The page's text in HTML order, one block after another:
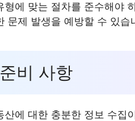
형에 맞는 절차를 준수해야
문제 발생을 예방할 수 있습
비 사항
산에 대한 충분한 정보 수집